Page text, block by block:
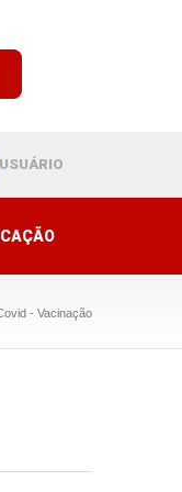
USUÁRIO
- Vacinação